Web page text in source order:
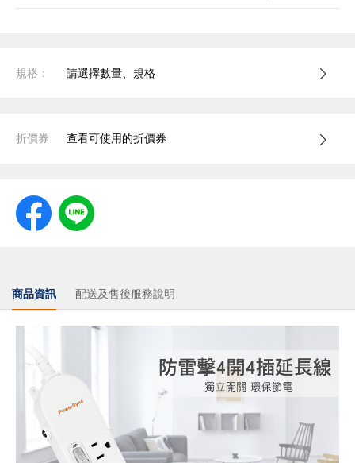
規格： 請選擇數量、規格
折價券 查看可使用的折價券
商品資訊 配送及售後服務說明